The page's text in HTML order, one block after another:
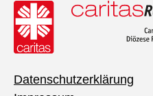
Datenschutzerklärung